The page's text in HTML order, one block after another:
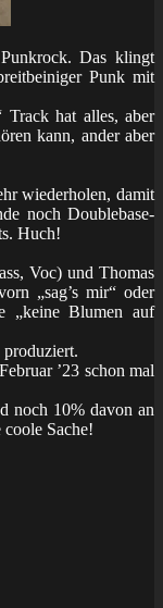
Das klingt
Punk mit
Track hat alles, aber
kann, ander aber
wiederholen, damit
noch Doublebase-
Huch!
Voc) und Thomas
„sag’s mir“ oder
„keine Blumen auf
’23 schon mal
noch 10% davon an
coole Sache!